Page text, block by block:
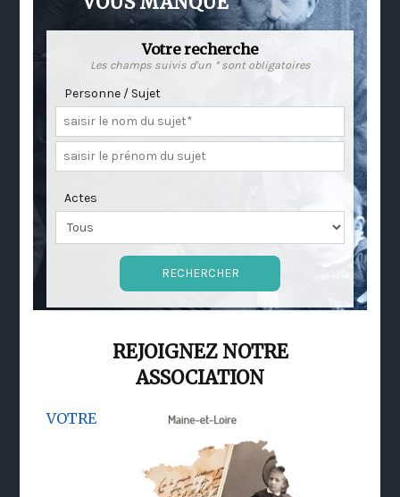
Votre recherche
Les champs suivis d'un * sont obligatoires
Personne / Sujet
Actes
REJOIGNEZ NOTRE
ASSOCIATION
VOTRE